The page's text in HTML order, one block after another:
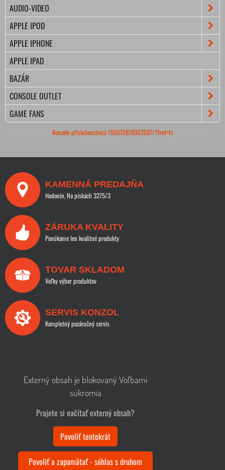
AUDIO-VIDEO
APPLE IPOD
APPLE IPHONE
APPLE IPAD
BAZÁR
CONSOLE OUTLET
GAME FANS
Konzole-příslušenstvícz-150672878302597/?fref=ts
KAMENNÁ PREDAJŇA
Hodonín, Na pískách 3275/3
ZÁRUKA KVALITY
Ponúkame len kvalitné produkty
TOVAR SKLADOM
Veľky výber produktov
SERVIS KONZOL
Kompletný pozáručný servis
Externý obsah je blokovaný Voľbami
súkromia
Prajete si načítať externý obsah?
Povoliť tentokrát
Povoliť a zapamätať - súhlas s druhom